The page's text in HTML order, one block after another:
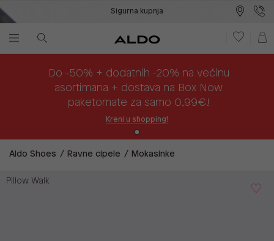
Sigurna kupnja
Do -50% + dodatnih -20% na većinu
asortimana + dostava na Box Now
paketomate za samo 0,99€!
Kreni u shopping!
Aldo Shoes Ravne cipele Mokasinke
Pillow Walk